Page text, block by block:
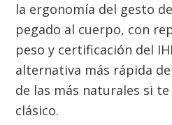
la ergonomía del gesto
pegado al cuerpo, con
peso y certificación del
alternativa más rápida
de las más naturales si
clásico.